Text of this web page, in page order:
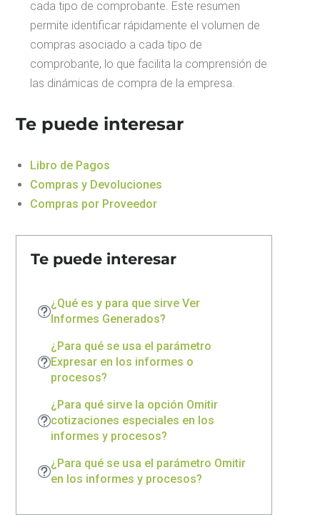
cada tipo de comprobante. Este resumen
permite identificar rápidamente el volumen de
compras asociado a cada tipo de
comprobante, lo que facilita la comprensión de
las dinámicas de compra de la empresa.
Te puede interesar
Libro de Pagos
Compras y Devoluciones
Compras por Proveedor
Te puede interesar
¿Qué es y para que sirve Ver
Informes Generados?
¿Para qué se usa el parámetro
Expresar en los informes o
procesos?
¿Para qué sirve la opción Omitir
cotizaciones especiales en los
informes y procesos?
¿Para qué se usa el parámetro Omitir
en los informes y procesos?